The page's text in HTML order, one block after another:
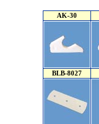
AK-30
BLB-8027